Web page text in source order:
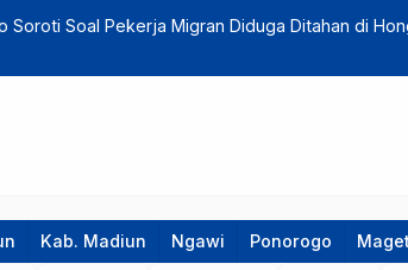
Perintis Garuda di Wilayah Korem 081
Kab. Madiun Ngawi Ponorogo